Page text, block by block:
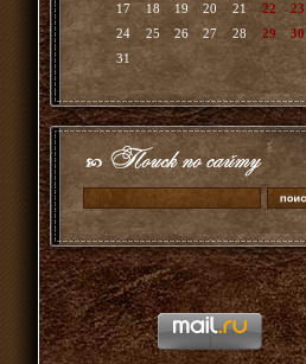
17
18 19 20 21 22
23
24
25 26 27 28 29
30
31